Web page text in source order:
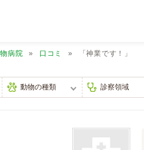
病院 口コミ 「神業です！」